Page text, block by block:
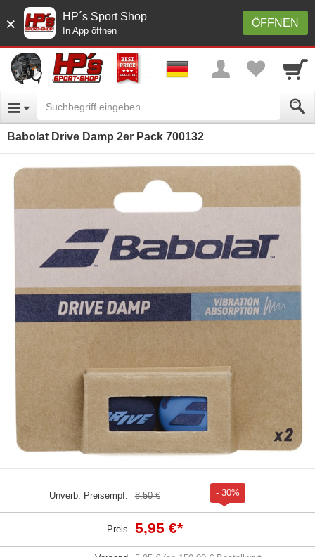
× ÖFFNEN
HP´s Sport Shop
In App öffnen
Babolat Drive Damp 2er Pack 700132
Unverb. Preisempf. 8,50 € - 30%
Preis 5,95 €*